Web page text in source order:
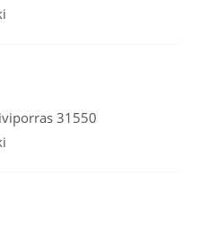
31550